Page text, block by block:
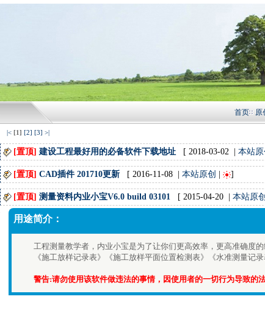
首页 原
|< [1] [2] [3] >|
[置顶] 建设工程最好用的必备软件下载地址 [ 2018-03-02 | 本站原
[置顶] CAD插件 201710更新 [ 2016-11-08 | 本站原创 ]
[置顶] 测量资料内业小宝V6.0 build 03101 [ 2015-04-20 | 本站原创
用途简介：
工程测量教学者，内业小宝是为了让你们更高效率，更高准确度
《施工放样记录表》《施工放样平面位置检测表》《水准测量记录
警告:请勿使用该软件做违法的事情，因使用者的一切行为导致的